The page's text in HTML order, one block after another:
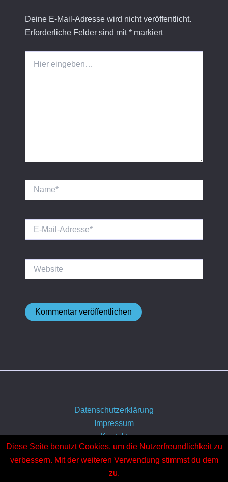
Deine E-Mail-Adresse wird nicht veröffentlicht.
Erforderliche Felder sind mit*markiert
eingeben…
Mail-
Datenschutzerklärung
Impressum
Kontakt
Über uns
Diese Seite benutzt Cookies, um die Nutzerfreundlichkeit zu
verbessern. Mit der weiteren Verwendung stimmst du dem
zu.